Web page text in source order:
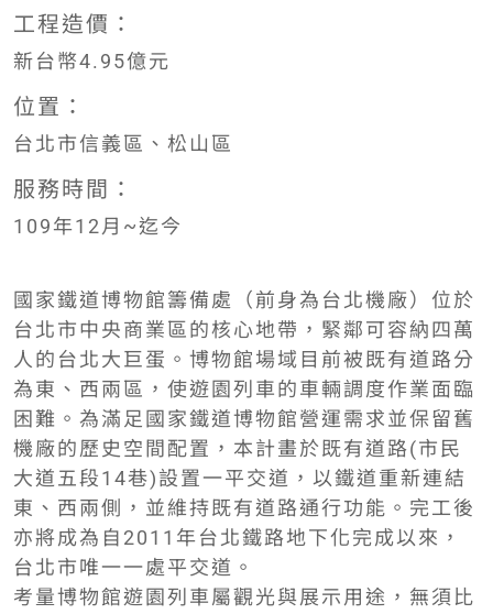
工程造價：
新台幣4.95億元
位置：
台北市信義區、松山區
服務時間：
109年12月~迄今
國家鐵道博物館籌備處（前身為台北機廠）位於
台北市中央商業區的核心地帶，緊鄰可容納四萬
人的台北大巨蛋。博物館場域目前被既有道路分
為東、西兩區，使遊園列車的車輛調度作業面臨
困難。為滿足國家鐵道博物館營運需求並保留舊
機廠的歷史空間配置，本計畫於既有道路(市民
大道五段14巷)設置一平交道，以鐵道重新連結
東、西兩側，並維持既有道路通行功能。完工後
亦將成為自2011年台北鐵路地下化完成以來，
台北市唯一一處平交道。
考量博物館遊園列車屬觀光與展示用途，無須比